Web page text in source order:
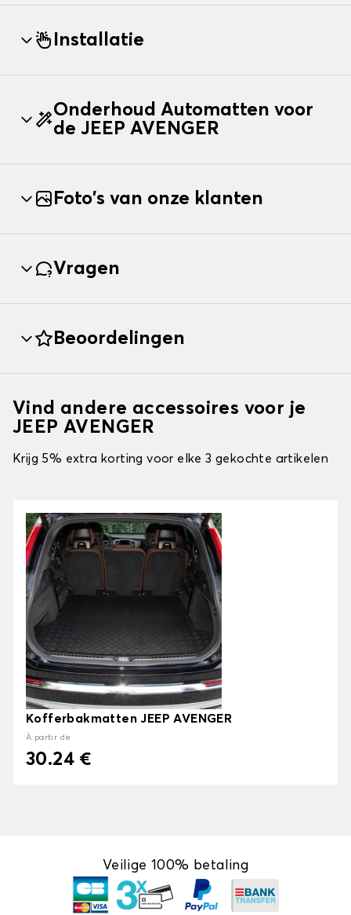
Installatie
Onderhoud Automatten voor
de JEEP AVENGER
Foto's van onze klanten
Vragen
Beoordelingen
Vind andere accessoires voor je
JEEP AVENGER
Krijg 5% extra korting voor elke 3 gekochte artikelen
Kofferbakmatten JEEP AVENGER
À partir de
30.24 €
Veilige 100% betaling